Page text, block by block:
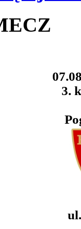
3.